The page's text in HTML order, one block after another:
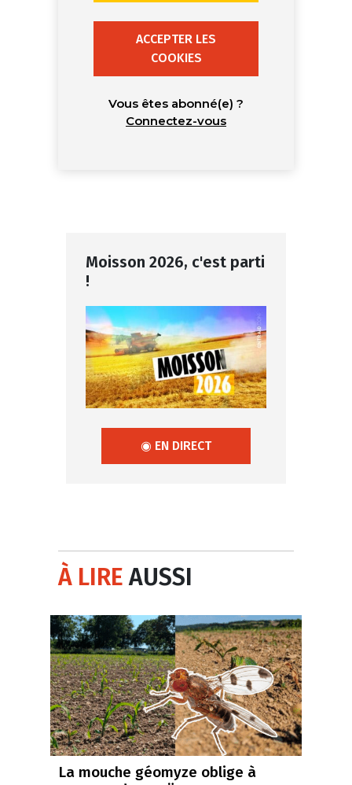
ACCEPTER LES
COOKIES
Vous êtes abonné(e) ?
Connectez-vous
Moisson 2026, c'est parti
!
◉ EN DIRECT
À LIREAUSSI
La mouche géomyze oblige à